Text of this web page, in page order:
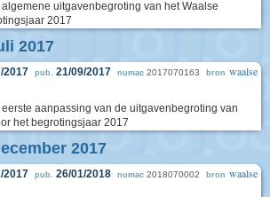
uitgavenbegroting van het Waalse
2017
2017
2017 pub. 21/09/2017 numac 2017070163 bron waalse
aanpassing van de uitgavenbegroting van
het begrotingsjaar 2017
2017
2017 pub. 26/01/2018 numac 2018070002 bron waalse